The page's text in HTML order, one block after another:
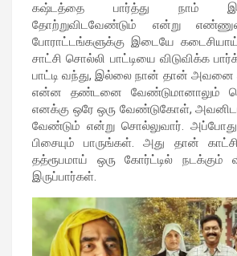
கஷ்டத்தை பார்த்து நாம்
தோற்றுவிடவேண்டும் என்று
போராட்டங்களுக்கு இடையே
சாட்சி சொல்லி பாட்டியை விடுவிக்க
பாட்டி வந்து, இல்லை நான் தான் அவனை
என்ன தண்டனை வேண்டுமானாலும்
எனக்கு ஒரே ஒரு வேண்டுகோள்,
வேண்டும் என்று சொல்லுவார்.
பிசையும் பாருங்கள். அது தான்
தத்ரூபமாய் ஒரு கோர்ட்டில் நடக்கும்
இருப்பார்கள்.